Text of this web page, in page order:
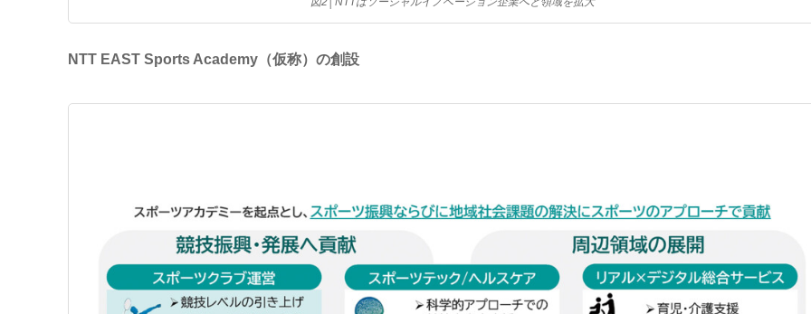
NTT EAST Sports Academy（仮称）の創設